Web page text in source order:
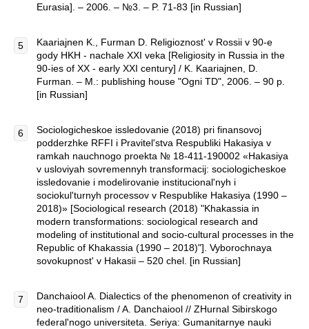
Eurasia]. – 2006. – №3. – P. 71-83 [in Russian]
Kaariajnen K., Furman D. Religioznost' v Rossii v 90-e
gody HKH - nachale XXI veka [Religiosity in Russia in the
90-ies of XX - early XXI century] / K. Kaariajnen, D.
Furman. – M.: publishing house "Ogni TD", 2006. – 90 p.
[in Russian]
Sociologicheskoe issledovanie (2018) pri finansovoj
podderzhke RFFI i Pravitel'stva Respubliki Hakasiya v
ramkah nauchnogo proekta № 18-411-190002 «Hakasiya
v usloviyah sovremennyh transformacij: sociologicheskoe
issledovanie i modelirovanie institucional'nyh i
sociokul'turnyh processov v Respublike Hakasiya (1990 –
2018)» [Sociological research (2018) "Khakassia in
modern transformations: sociological research and
modeling of institutional and socio-cultural processes in the
Republic of Khakassia (1990 – 2018)"]. Vyborochnaya
sovokupnost' v Hakasii – 520 chel. [in Russian]
Danchaiool A. Dialectics of the phenomenon of creativity in
neo-traditionalism / A. Danchaiool // ZHurnal Sibirskogo
federal'nogo universiteta. Seriya: Gumanitarnye nauki